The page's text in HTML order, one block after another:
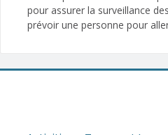
pour assurer la surveillance
prévoir une personne pour